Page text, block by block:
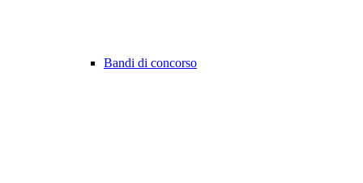
Bandi di concorso